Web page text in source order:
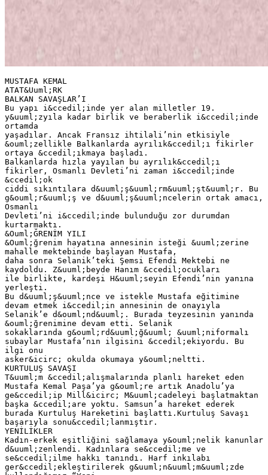
MUSTAFA KEMAL
ATAT&Uuml;RK
BALKAN SAVAŞLAR’I
Bu yapı i&ccedil;inde yer alan milletler 19.
y&uuml;zyıla kadar birlik ve beraberlik i&ccedil;inde
ortamda
yaşadılar. Ancak Fransız ihtilali’nin etkisiyle
&ouml;zellikle Balkanlarda ayrılık&ccedil;ı fikirler
ortaya &ccedil;ıkmaya başladı.
Balkanlarda hızla yayılan bu ayrılık&ccedil;ı
fikirler, Osmanlı Devleti’ni zaman i&ccedil;inde
&ccedil;ok
ciddi sıkıntılara d&uuml;ş&uuml;rm&uuml;şt&uuml;r. Bu
g&ouml;r&uuml;ş ve d&uuml;ş&uuml;ncelerin ortak amacı,
Osmanlı
Devleti’ni i&ccedil;inde bulunduğu zor durumdan
kurtarmaktı.
&Ouml;ĞRENİM YILI
&Ouml;ğrenim hayatına annesinin isteği &uuml;zerine
mahalle mektebinde başlayan Mustafa,
daha sonra Selanik’teki Şemsi Efendi Mektebi ne
kaydoldu. Z&uuml;beyde Hanım &ccedil;ocukları
ile birlikte, kardeşi H&uuml;seyin Efendi’nin yanına
yerleşti.
Bu d&uuml;ş&uuml;nce ve istekle Mustafa eğitimine
devam etmek i&ccedil;in annesinin de onayıyla
Selanik’e d&ouml;nd&uuml;. Burada teyzesinin yanında
&ouml;ğrenimine devam etti. Selanik
sokaklarında g&ouml;rd&uuml;ğ&uuml; &uuml;niformalı
subaylar Mustafa’nın ilgisini &ccedil;ekiyordu. Bu
ilgi onu
asker&icirc; okulda okumaya y&ouml;neltti.
KURTULUŞ SAVAŞI
T&uuml;m &ccedil;alışmalarında planlı hareket eden
Mustafa Kemal Paşa’ya g&ouml;re artık Anadolu’ya
ge&ccedil;ip Mill&icirc; M&uuml;cadeleyi başlatmaktan
başka &ccedil;are yoktu. Samsun’a hareket ederek
burada Kurtuluş Hareketini başlattı.Kurtuluş Savaşı
başarıyla sonu&ccedil;lanmıştır.
YENİLİKLER
Kadın-erkek eşitliğini sağlamaya y&ouml;nelik kanunlar
d&uuml;zenlendi. Kadınlara se&ccedil;me ve
se&ccedil;ilme hakkı tanındı. Harf inkılabı
ger&ccedil;ekleştirilerek g&uuml;n&uuml;m&uuml;zde